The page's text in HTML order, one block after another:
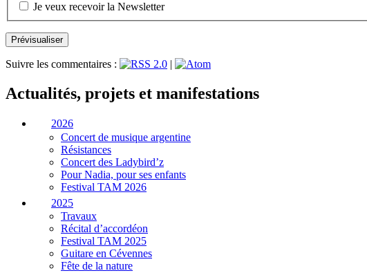
Je veux recevoir la Newsletter
Suivre les commentaires : |
Actualités, projets et manifestations
2026
Concert de musique argentine
Résistances
Concert des Ladybird’z
Pour Nadia, pour ses enfants
Festival TAM 2026
2025
Travaux
Récital d’accordéon
Festival TAM 2025
Guitare en Cévennes
Fête de la nature